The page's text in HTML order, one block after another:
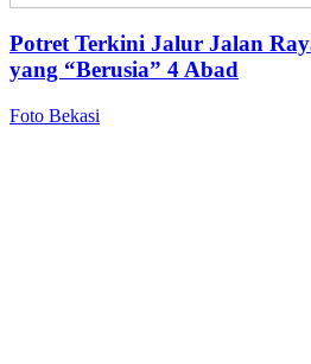
Potret Terkini Jalur Jalan
yang “Berusia” 4 Abad
Foto Bekasi